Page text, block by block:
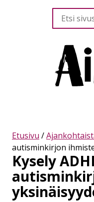
Etsi
sivustolta
Etusivu /
autisminkirjon
Kysely